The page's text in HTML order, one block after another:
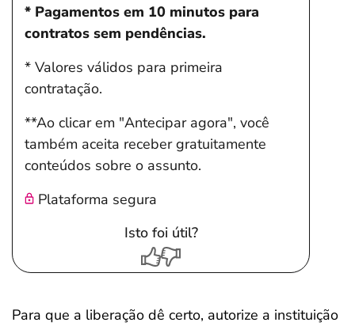
* Pagamentos em 10 minutos para
contratos sem pendências.
* Valores válidos para primeira
contratação.
**Ao clicar em "Antecipar agora", você
também aceita receber gratuitamente
conteúdos sobre o assunto.
Plataforma segura
Isto foi útil?
Para que a liberação dê certo, autorize a instituição